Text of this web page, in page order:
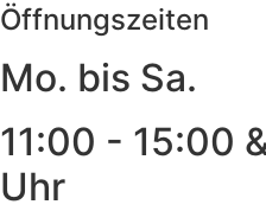
Öffnungszeiten
Mo. bis Sa.
11:00 - 15:00
Uhr